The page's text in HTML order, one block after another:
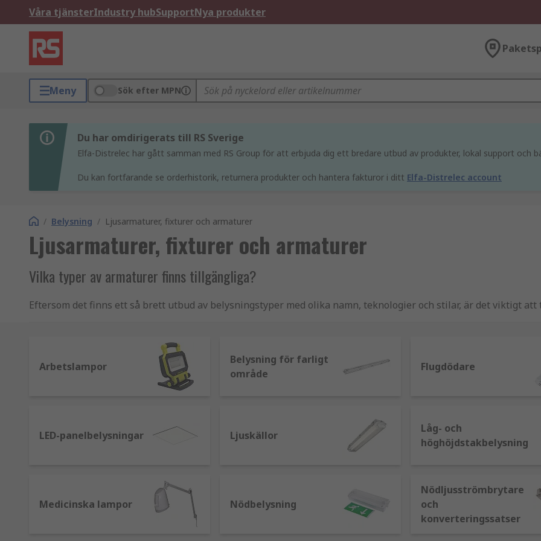
Våra tjänsterIndustry hubSupportNya produkter
Meny Sök efter MPN
Du har omdirigerats till RS Sverige
Elfa-Distrelec har gått samman med RS Group för att erbjuda dig ett bredare utbud av produkter, lokal support och
Du kan fortfarande se orderhistorik, returnera produkter och hantera fakturor i ditt Elfa-Distrelec account
/ Belysning / Ljusarmaturer, fixturer och armaturer
Ljusarmaturer, fixturer och armaturer
Vilka typer av armaturer finns tillgängliga?
Eftersom det finns ett så brett utbud av belysningstyper med olika namn, teknologier och stilar, är det viktigt
Maskininspektionslampor -används i verkstäder och garage, de gör det lättare att inspektera arbete och
LED och bärbara alternativ finns tillgängliga.
rektangulära eller fyrkantiga lådor som kan hålla högintensiva lampor, används vanligtvis
låga eller höga höjder.
Taklamporkan användas med olika typer av glödlampor inklusive glödlampor, energieffektiva lampor,
Arbetslampor
Belysning för farligt
område
Flugdödare
LED-panelbelysningar Ljuskällor
Låg- och
höghöjdstakbelysning
Medicinska lampor Nödbelysning
Nödljusströmbrytare
och
konverteringssatser